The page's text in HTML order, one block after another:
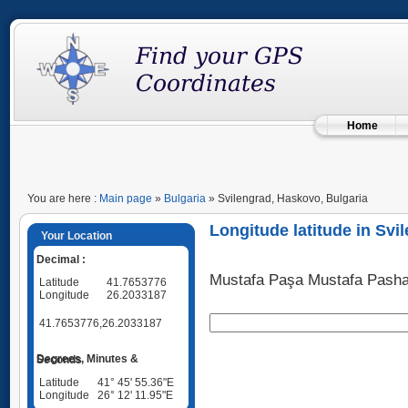
Home
You are here : Main page » Bulgaria » Svilengrad, Haskovo, Bulgaria
Your Location
Decimal :
Latitude
41.7653776
Longitude
26.2033187
41.7653776,26.2033187
Degrees, Minutes & Seconds
Latitude
41° 45' 55.36"E
Longitude
26° 12' 11.95"E
Longitude latitude in
Mustafa Paşa Mustafa